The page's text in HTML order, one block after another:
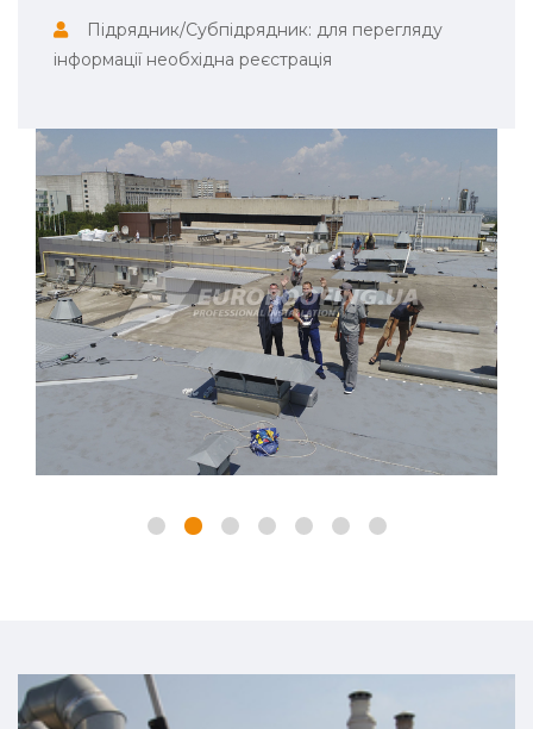
Підрядник/Субпідрядник: для перегляду
інформації необхідна реєстрація